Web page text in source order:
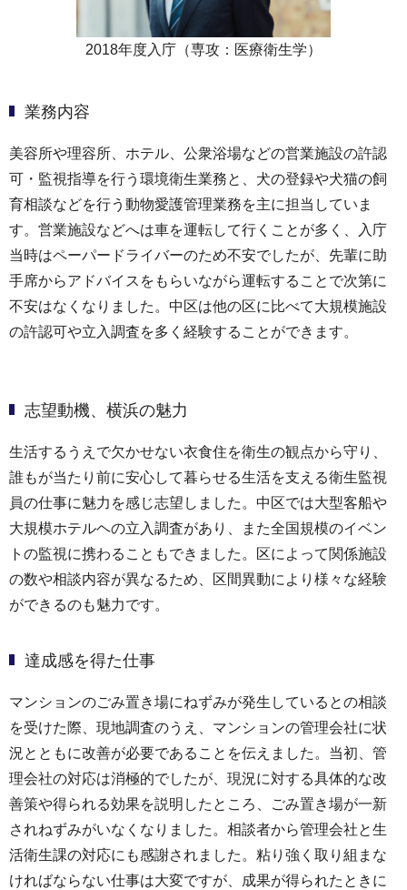
2018年度入庁（専攻：医療衛生学）
業務内容
美容所や理容所、ホテル、公衆浴場などの営業施設の許認
可・監視指導を行う環境衛生業務と、犬の登録や犬猫の飼
育相談などを行う動物愛護管理業務を主に担当していま
す。営業施設などへは車を運転して行くことが多く、入庁
当時はペーパードライバーのため不安でしたが、先輩に助
手席からアドバイスをもらいながら運転することで次第に
不安はなくなりました。中区は他の区に比べて大規模施設
の許認可や立入調査を多く経験することができます。
志望動機、横浜の魅力
生活するうえで欠かせない衣食住を衛生の観点から守り、
誰もが当たり前に安心して暮らせる生活を支える衛生監視
員の仕事に魅力を感じ志望しました。中区では大型客船や
大規模ホテルヘの立入調査があり、また全国規模のイベン
トの監視に携わることもできました。区によって関係施設
の数や相談内容が異なるため、区間異動により様々な経験
ができるのも魅力です。
達成感を得た仕事
マンションのごみ置き場にねずみが発生しているとの相談
を受けた際、現地調査のうえ、マンションの管理会社に状
況とともに改善が必要であることを伝えました。当初、管
理会社の対応は消極的でしたが、現況に対する具体的な改
善策や得られる効果を説明したところ、ごみ置き場が一新
されねずみがいなくなりました。相談者から管理会社と生
活衛生課の対応にも感謝されました。粘り強く取り組まな
ければならない仕事は大変ですが、成果が得られたときに